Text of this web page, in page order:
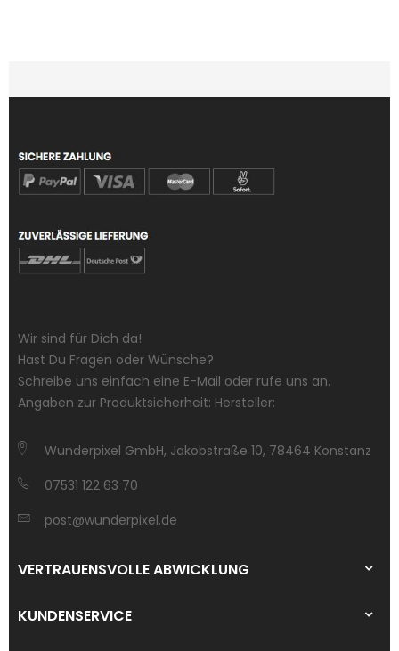
Wir sind für Dich da!
Hast Du Fragen oder Wünsche?
Schreibe uns einfach eine E-Mail oder rufe uns an.
Angaben zur Produktsicherheit: Hersteller:
Wunderpixel GmbH, Jakobstraße 10, 78464 Konstanz
07531 122 63 70
post@wunderpixel.de
VERTRAUENSVOLLE ABWICKLUNG
KUNDENSERVICE